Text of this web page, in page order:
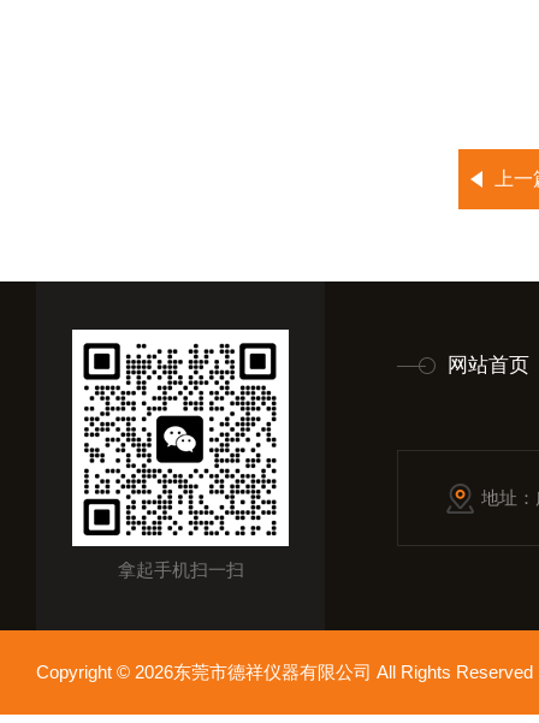
上
拿起手机扫一扫
网站首页
地址
Copyright © 2026东莞市德祥仪器有限公司 All Rights